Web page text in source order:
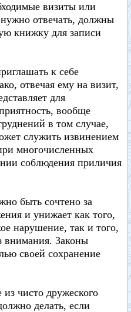
визиты или
отвечать, должны
книжку для записи
к себе
отвечая ему на визит,
для
вообще
в том случае,
служить извинением
многочисленных
соблюдения приличия
быть сочтено за
и унижает как того,
нарушение, так и того,
внимания. Законы
своей сохранение
чисто дружеского
делать, если